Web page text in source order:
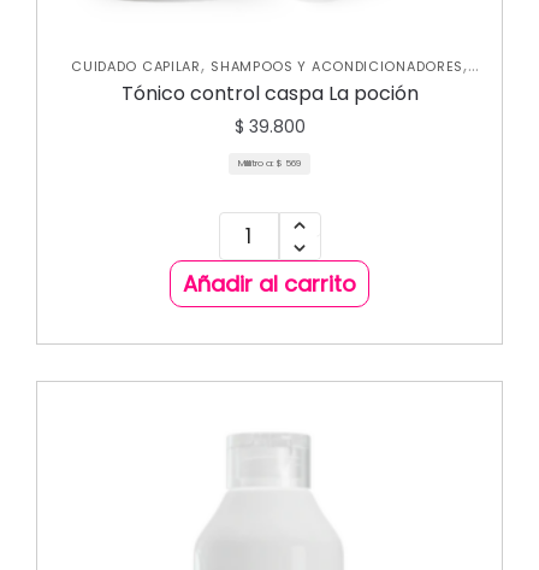
CUIDADO CAPILAR, SHAMPOOS Y ACONDICIONADORES,
TRATAMIENTOS CAPILARES
Tónico control caspa La poción
$ 39.800
Mililitro a: $ 569
Añadir al carrito